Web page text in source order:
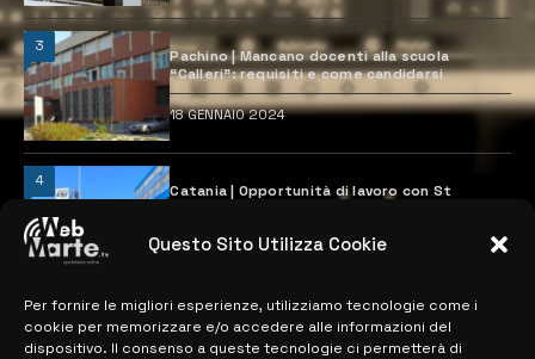
Questo Sito Utilizza Cookie
Per fornire le migliori esperienze, utilizziamo tecnologie come i
cookie per memorizzare e/o accedere alle informazioni del
dispositivo. Il consenso a queste tecnologie ci permetterà di
3
Pachino | Mancano docenti alla scuola
“Calleri”: requisiti e come candidarsi
18 GENNAIO 2024
4
Catania | Opportunità di lavoro con St
28 MARZO 2024
MAPPA DEL SITO